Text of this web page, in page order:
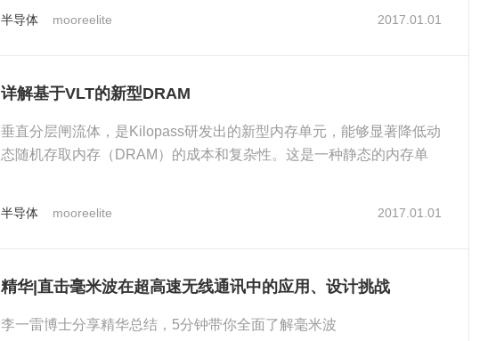
半导体 mooreelite 2017.01.01
详解基于VLT的新型DRAM
垂直分层闸流体，是Kilopass研发出的新型内存单元，能够显著降低动
态随机存取内存（DRAM）的成本和复杂性。这是一种静态的内存单
半导体 mooreelite 2017.01.01
精华|直击毫米波在超高速无线通讯中的应用、设计挑战
李一雷博士分享精华总结，5分钟带你全面了解毫米波